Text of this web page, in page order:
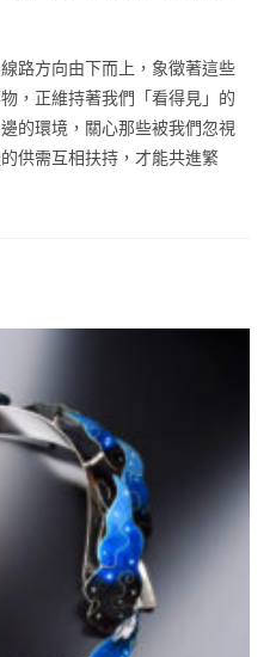
路方向由下而上，象徵著這些
，正維持著我們「看得見」的
的環境，關心那些被我們忽視
供需互相扶持，才能共進繁